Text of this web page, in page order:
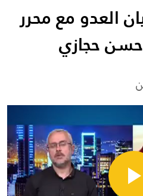
العدو مع محرر
حسن حجازي